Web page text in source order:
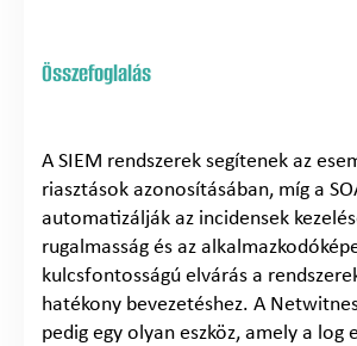
Összefoglalás
A SIEM rendszerek segítenek az
riasztások azonosításában, míg a
automatizálják az incidensek
rugalmasság és az
kulcsfontosságú elvárás a
hatékony bevezetéshez. A
pedig egy olyan eszköz, amely a log